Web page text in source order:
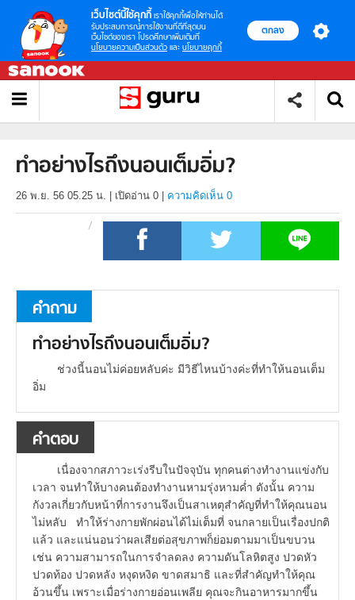
เว็บไซต์นี้ใช้คุกกี้ เราใช้คุกกี้เพื่อให้ท่านได้
รับประสบการณ์การใช้งานที่ดีที่สุดบน
เว็บไซต์ของเรา โปรดศึกษาเพิ่มเติมที่
นโยบายความเป็นส่วนตัว และ นโยบายคุกกี้
ตกลง
ทำอย่างไรถึงนอนเต็มอิ่ม?
26 พ.ย. 56 05.25 น. เปิดอ่าน 0 ความคิดเห็น 0
คำถาม
ทำอย่างไรถึงนอนเต็มอิ่ม?
ช่วงนี้นอนไม่ค่อยหลับค่ะ มีวิธีไหนบ้างค่ะที่ทำให้นอนเต็ม
อิ่ม
คำตอบ
เนื่องจากสภาวะเร่งรีบในปัจจุบัน ทุกคนต่างทำงานแข่งกับ
เวลา จนทำให้บางคนต้องทำงานหามรุ่งหามค่ำ ดังนั้น ความ
กังวลเกี่ยวกับหน้าที่การงานจึงเป็นสาเหตุสำคัญที่ทำให้คุณนอน
ไม่หลับ ทำให้ร่างกายพักผ่อนได้ไม่เต็มที่ จนกลายเป็นเรื่องปกติ
แล้ว และแน่นอนว่าผลเสียต่อสุขภาพก็ย่อมตามมาเป็นขบวน
เช่น ความสามารถในการจำลดลง ความดันโลหิตสูง ปวดหัว
ปวดท้อง ปวดหลัง หงุดหงิด ขาดสมาธิ และที่สำคัญทำให้คุณ
อ้วนขึ้น เพราะเมื่อร่างกายอ่อนเพลีย คุณจะกินอาหารมากขึ้น